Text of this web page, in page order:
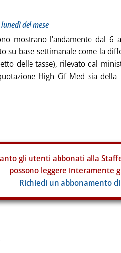
del mese
mostrano l'andamento dal 6
su base settimanale come la
delle tasse), rilevato dal
High Cif Med sia della
gli utenti abbonati alla
possono leggere interamente
Richiedi un abbonamento
alla notizia